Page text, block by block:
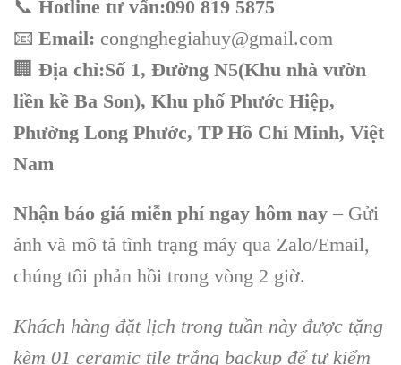
📞 Hotline tư vấn:090 819 5875
📧 Email: congnghegiahuy@gmail.com
🏢 Địa chỉ:Số 1, Đường N5(Khu nhà vườn
liền kề Ba Son), Khu phố Phước Hiệp,
Phường Long Phước, TP Hồ Chí Minh, Việt
Nam
Nhận báo giá miễn phí ngay hôm nay – Gửi
ảnh và mô tả tình trạng máy qua Zalo/Email,
chúng tôi phản hồi trong vòng 2 giờ.
Khách hàng đặt lịch trong tuần này được tặng
kèm 01 ceramic tile trắng backup để tự kiểm